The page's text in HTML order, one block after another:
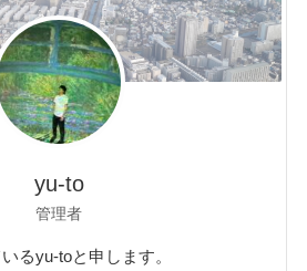
yu-to
管理者
るyu-toと申します。